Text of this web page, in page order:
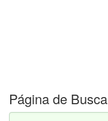
Página de Busca